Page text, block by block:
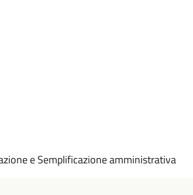
e Semplificazione amministrativa